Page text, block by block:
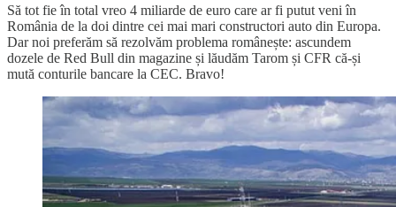
Să tot fie în total vreo 4 miliarde de euro care ar fi putut veni în
România de la doi dintre cei mai mari constructori auto din Europa.
Dar noi preferăm să rezolvăm problema românește: ascundem
dozele de Red Bull din magazine și lăudăm Tarom și CFR că-și
mută conturile bancare la CEC. Bravo!